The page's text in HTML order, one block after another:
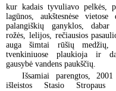
kur kadais tyvuliavo pelkės,
lagūnos, aukštesnėse vietose
palangiškių ganyklos, dabar
rožės, lelijos, rečiausios
auga šimtai rūšių medžių,
tvenkiniuose plaukioja ir
gausybė vandens paukščių.
Išsamiai parengtos,
išleistos Stasio Stropaus